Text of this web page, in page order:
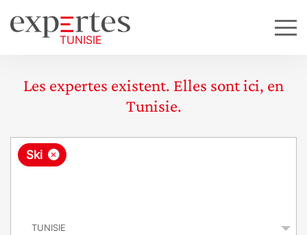
Les expertes existent. Elles sont ici, en
Tunisie.
R
×
Ski